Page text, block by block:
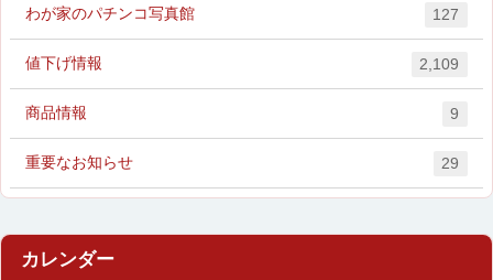
わが家のパチンコ写真館 127
値下げ情報 2,109
商品情報 9
重要なお知らせ 29